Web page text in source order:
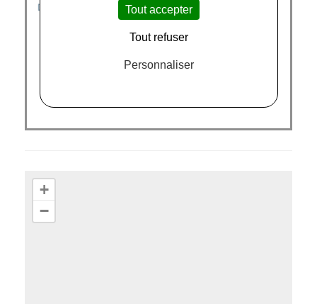
DERNIÈRES CHANCES |CHEMISES|PANTALONS
+
−
Tout accepter
Tout refuser
Personnaliser